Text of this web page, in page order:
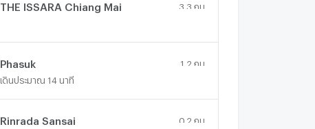
THE ISSARA Chiang Mai 3.3 กม.
Phasuk 1.2 กม.
เดินประมาณ 14 นาที
Rinrada Sansai 0.2 กม.